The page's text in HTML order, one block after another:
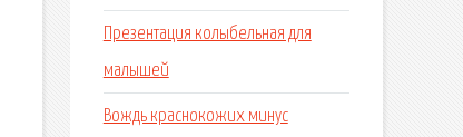
Презентация колыбельная для
малышей
Вождь краснокожих минус